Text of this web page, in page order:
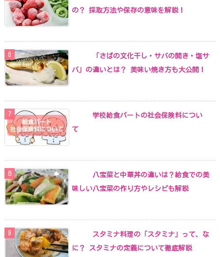
の？ 採取方法や保存の意味を解説！
「さばの文化干し・サバの開き・塩サ
バ」の違いとは？ 美味い焼き方も大公開！
学校給食パートの社会保険料につい
て
八宝菜と中華丼の違いは？給食での美
味しい八宝菜の作り方やレシピも解説
スタミナ料理の「スタミナ」って、な
に？ スタミナの定義について徹底解説